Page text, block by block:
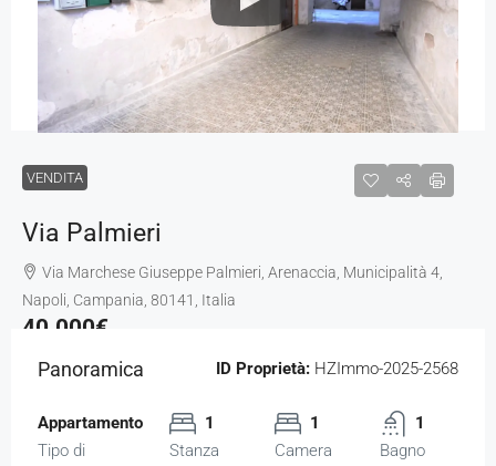
VENDITA
Via Palmieri
Via Marchese Giuseppe Palmieri, Arenaccia, Municipalità 4,
Napoli, Campania, 80141, Italia
40.000€
Panoramica ID Proprietà: HZImmo-2025-2568
Appartamento
Tipo di
1
Stanza
1
Camera
1
Bagno